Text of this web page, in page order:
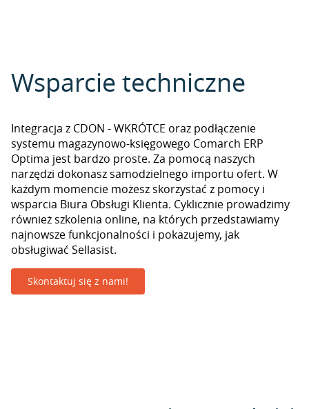
Wsparcie techniczne
Integracja z CDON - WKRÓTCE oraz podłączenie
systemu magazynowo-księgowego Comarch ERP
Optima jest bardzo proste. Za pomocą naszych
narzędzi dokonasz samodzielnego importu ofert. W
każdym momencie możesz skorzystać z pomocy i
wsparcia Biura Obsługi Klienta. Cyklicznie prowadzimy
również szkolenia online, na których przedstawiamy
najnowsze funkcjonalności i pokazujemy, jak
obsługiwać Sellasist.
Skontaktuj się z nami!